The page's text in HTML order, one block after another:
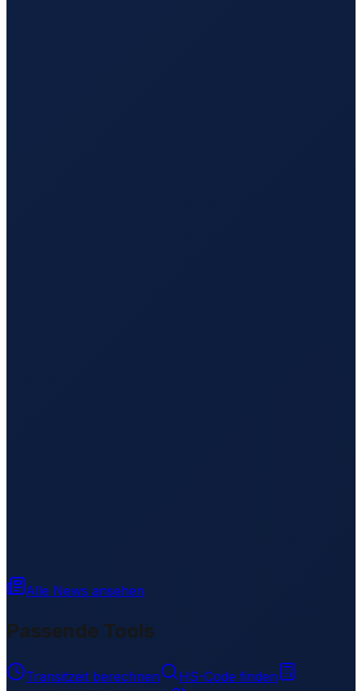
Alle News ansehen
Passende Tools
Transitzeit berechnen
HS-Code finden